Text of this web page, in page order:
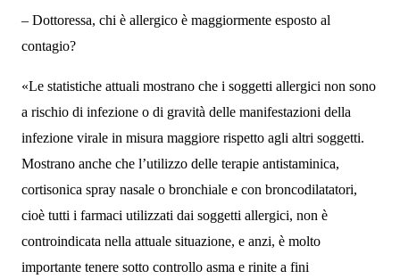
– Dottoressa, chi è allergico è maggiormente esposto al
contagio?
«Le statistiche attuali mostrano che i soggetti allergici non sono
a rischio di infezione o di gravità delle manifestazioni della
infezione virale in misura maggiore rispetto agli altri soggetti.
Mostrano anche che l’utilizzo delle terapie antistaminica,
cortisonica spray nasale o bronchiale e con broncodilatatori,
cioè tutti i farmaci utilizzati dai soggetti allergici, non è
controindicata nella attuale situazione, e anzi, è molto
importante tenere sotto controllo asma e rinite a fini